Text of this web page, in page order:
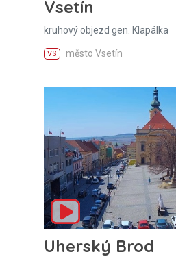
Vsetín
kruhový objezd gen. Klapálka
VS město Vsetín
Uherský Brod